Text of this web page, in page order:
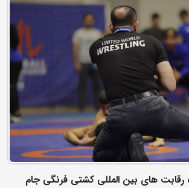
های بین المللی کشتی فرنگی جام